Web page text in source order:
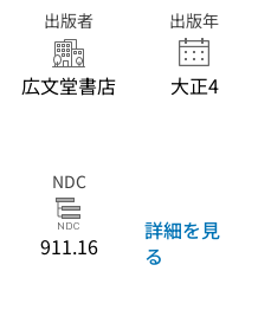
出版者
広文堂書店
出版年
大正4
NDC
911.16
詳細を見
る